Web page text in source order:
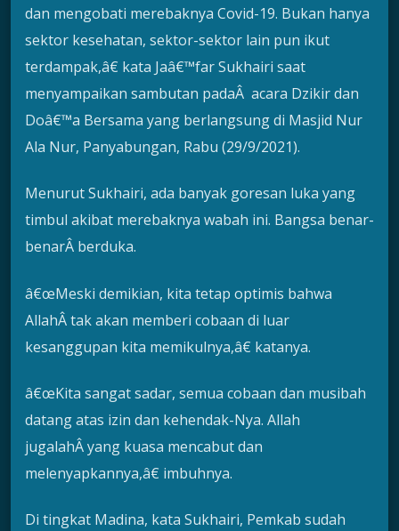
dan mengobati merebaknya Covid-19. Bukan hanya
sektor kesehatan, sektor-sektor lain pun ikut
terdampak,â€ kata Jaâ€™far Sukhairi saat
menyampaikan sambutan padaÂ acara Dzikir dan
Doâ€™a Bersama yang berlangsung di Masjid Nur
Ala Nur, Panyabungan, Rabu (29/9/2021).
Menurut Sukhairi, ada banyak goresan luka yang
timbul akibat merebaknya wabah ini. Bangsa benar-
benarÂ berduka.
â€œMeski demikian, kita tetap optimis bahwa
AllahÂ tak akan memberi cobaan di luar
kesanggupan kita memikulnya,â€ katanya.
â€œKita sangat sadar, semua cobaan dan musibah
datang atas izin dan kehendak-Nya. Allah
jugalahÂ yang kuasa mencabut dan
melenyapkannya,â€ imbuhnya.
Di tingkat Madina, kata Sukhairi, Pemkab sudah